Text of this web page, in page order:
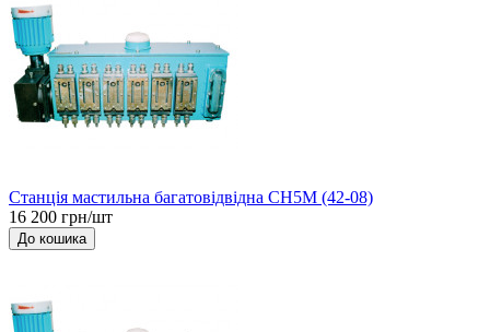
Станція мастильна багатовідвідна СН5М (42-08)
16 200 грн/шт
До кошика